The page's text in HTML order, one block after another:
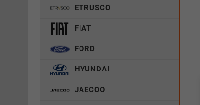
ETRUSCO
FIAT
FORD
HYUNDAI
JAECOO